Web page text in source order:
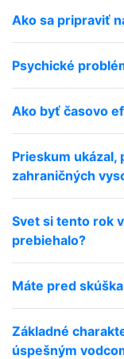
Ako sa pripraviť
Psychické
Ako byť časovo
Prieskum ukázal,
zahraničných
Svet si tento rok
prebiehalo?
Máte pred
Základné
úspešným